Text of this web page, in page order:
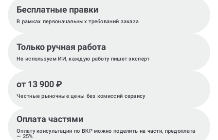
Бесплатные правки
В рамках первоначальных требований заказа
Только ручная работа
Не используем ИИ, каждую работу пишет эксперт
от 13 900 ₽
Честные рыночные цены без комиссий сервису
Оплата частями
Оплату консультации по ВКР можно поделить на части, предоплата
— 25%